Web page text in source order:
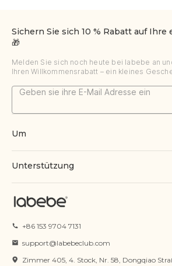
Sichern Sie sich 10 % Rabatt auf Ihre
🎁
Melden Sie sich noch heute bei labebe an
Ihren Willkommensrabatt – ein kleines
Um
Durch Spielen wachsen
Blogs
Servicebedingungen
Unterstützung
Versand & Lieferung
+86 153 9704 7131
support@labebeclub.com
Zimmer 405, 4. Stock, Nr. 58, Dongqiao